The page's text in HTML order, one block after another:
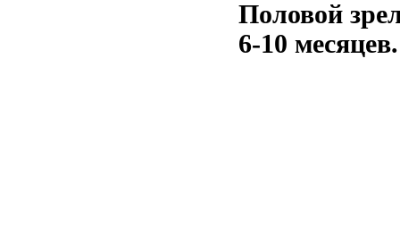
Половой
6-10 месяцев.